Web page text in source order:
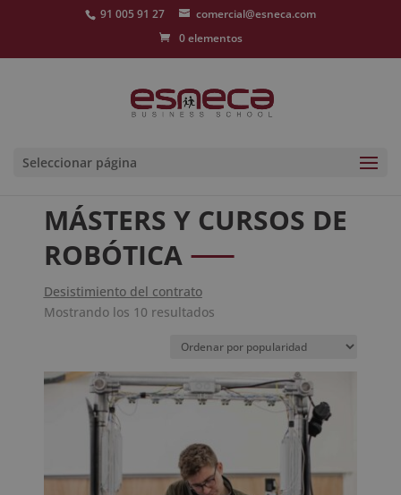
91 005 91 27
comercial@esneca.com
0 elementos
Seleccionar página
MÁSTERS Y CURSOS DE
ROBÓTICA
Desistimiento del contrato
Mostrando los 10 resultadosOrdenado
popularidad